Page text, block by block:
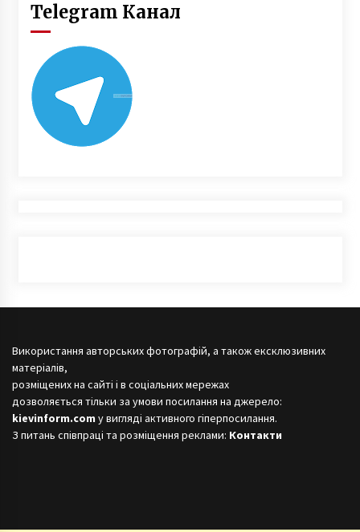
Telegram Канал
Використання авторських фотографій, а також ексклюзивних
матеріалів,
розміщених на сайті і в соціальних мережах
дозволяється тільки за умови посилання на джерело:
kievinform.com у вигляді активного гіперпосилання.
З питань співпраці та розміщення реклами: Контакти